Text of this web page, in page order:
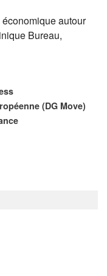
autour
Bureau,
(DG Move)